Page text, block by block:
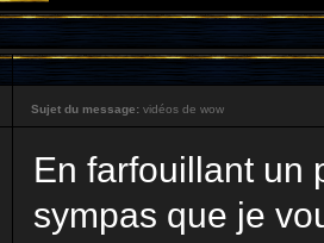
Sujet du message: vidéos de wow
En farfouillant un
sympas que je